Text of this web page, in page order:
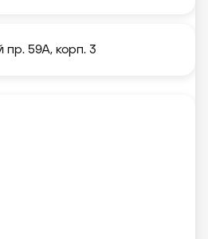
пр. 59А, корп. 3